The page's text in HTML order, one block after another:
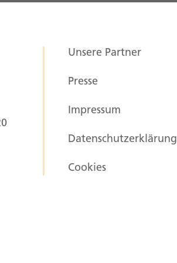
Unsere Partner
Presse
Impressum
Datenschutzerklärung
Cookies